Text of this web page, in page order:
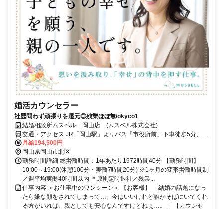
婚活カウンセラー
社歴問わず頑張りを還元◎残業ほぼ無/okyco1
結婚相談所ムスベル 岡山店 (ムスベル株式会社)
交通・アクセス JR「岡山駅」よりバス「市役所前」下車徒歩5分、
JR「岡山駅」東口より徒歩18分 岡山駅前駅／岡山駅／北長瀬駅から
もアクセス便利♪
月給194,500円
岡山県岡山市北区
勤務時間詳細 総労働時間：1年あたり1972時間40分 【勤務時間】
10:00～19:00(休憩100分・実働7時間20分) ※1ヶ月の変形労働時間制
／週平均実働40時間以内 ＊原則定時退社／残業...
仕事内容 ＜お仕事中のワンシーン＞ 【お客様】 「結婚の話題になっ
たら嫌な顔をされてしまって…。今はいいけれど誰かそばにいてくれ
る方がいれば、親としても安心なんですけどねぇ…。」 【カウンセ